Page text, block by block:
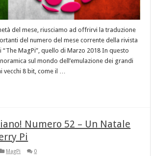
del mese, riusciamo ad offrirvi la traduzione
del numero del mese corrente della rivista
“The MagPi”, quello di Marzo 2018 In questo
sul mondo dell’emulazione dei grandi
vecchi 8 bit, come il …
Numero 52 – Un Natale
Pi
MagPi 0